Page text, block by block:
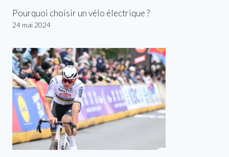
Pourquoi choisir un vélo électrique ?
24 mai 2024